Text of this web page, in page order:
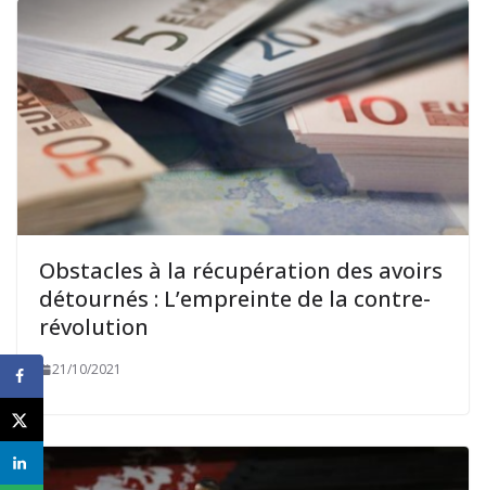
Obstacles à la récupération des avoirs
détournés : L’empreinte de la contre-
révolution
21/10/2021